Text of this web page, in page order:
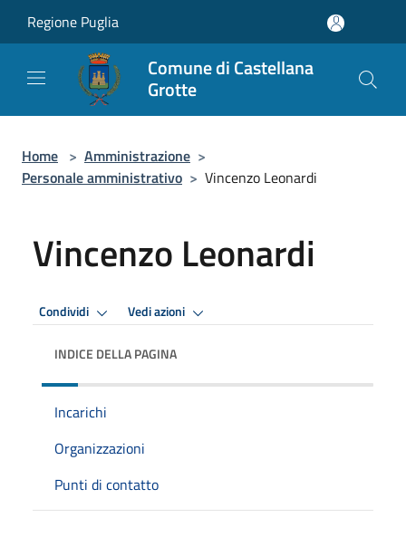
Regione Puglia
Comune di Castellana
Grotte
Home > Amministrazione >
Personale amministrativo > Vincenzo Leonardi
Vincenzo Leonardi
Condividi Vedi azioni
INDICE DELLA PAGINA
Incarichi
Organizzazioni
Punti di contatto